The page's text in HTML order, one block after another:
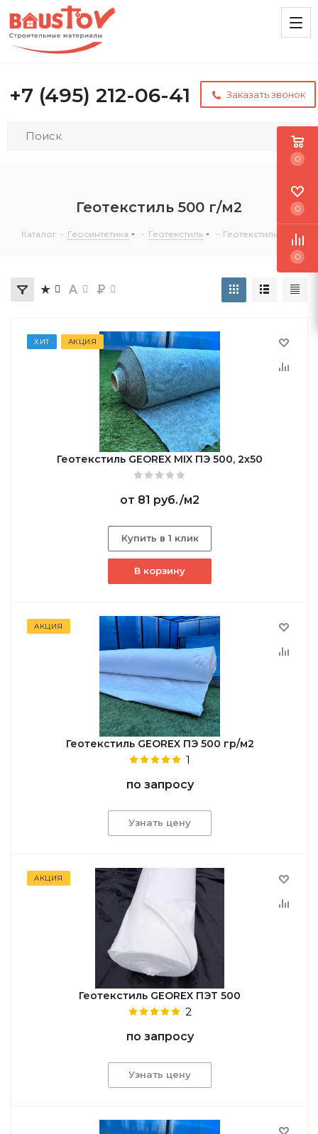
+7 (495) 212-06-41 Заказать звонок
Геотекстиль 500 г/м2
Каталог - Геосинтетика - Геотекстиль - Геотекстиль 500
ХИТ АКЦИЯ
Геотекстиль GEOREX MIX ПЭ 500, 2х50
от 81 руб./м2
Купить в 1 клик
В корзину
АКЦИЯ
Геотекстиль GEOREX ПЭ 500 гр/м2
1
по запросу
Узнать цену
АКЦИЯ
Геотекстиль GEOREX ПЭТ 500
2
по запросу
Узнать цену
0
0
0